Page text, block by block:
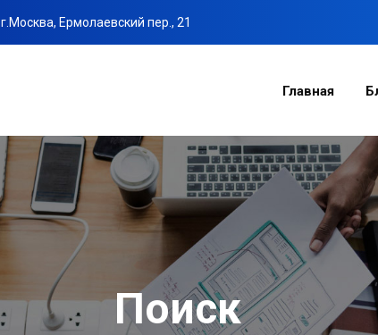
г.Москва, Ермолаевский пер., 21
Главная
Поиск